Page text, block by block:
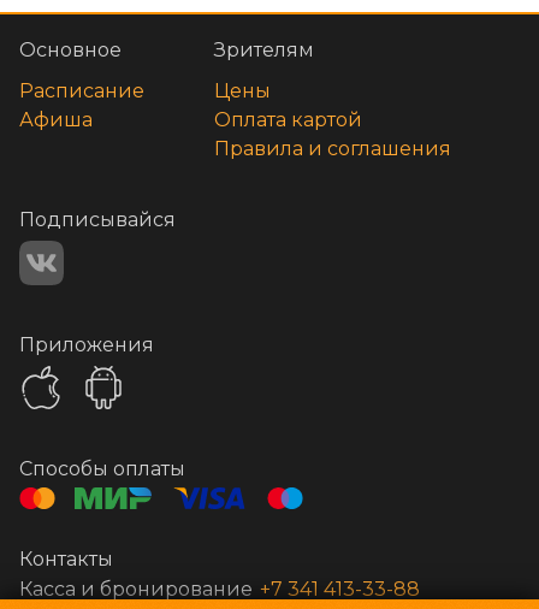
Основное
Расписание
Афиша
Зрителям
Цены
Оплата картой
Правила и соглашения
Подписывайся
Приложения
Способы оплаты
Контакты
Касса и бронирование +7 341 413-33-88